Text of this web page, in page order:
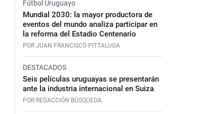
Fútbol Uruguayo
Mundial 2030: la mayor productora de
eventos del mundo analiza participar en
la reforma del Estadio Centenario
POR JUAN FRANCISCO PITTALUGA
DESTACADOS
Seis películas uruguayas se presentarán
ante la industria internacional en Suiza
POR REDACCIÓN BÚSQUEDA